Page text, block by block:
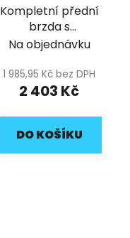
Kompletní přední
brzda s
dvoupístkovým
pro modely BIGY,SM,
PILOT pitbike YCF
Na objednávku
1 985,95 Kč bez DPH
2 403 Kč
DO KOŠÍKU